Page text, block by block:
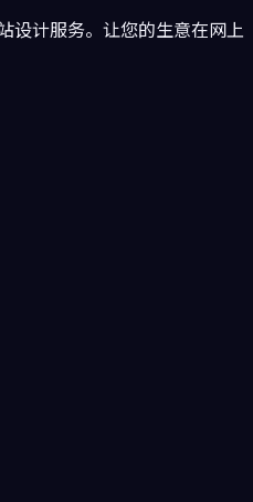
设计服务。让您的生意在网上